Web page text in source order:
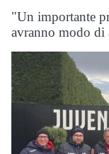
"Un importante
avranno modo di